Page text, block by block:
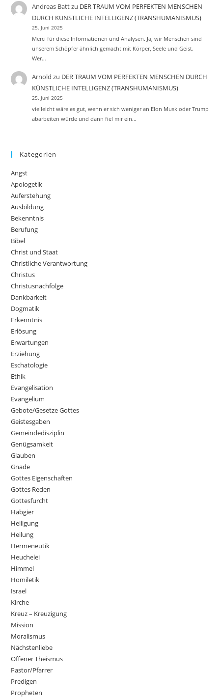
Andreas Battzu DER TRAUM VOM PERFEKTEN MENSCHEN
DURCH KÜNSTLICHE INTELLIGENZ (TRANSHUMANISMUS)
25. Juni 2025
Merci für diese Informationen und Analysen. Ja, wir Menschen sind
unserem Schöpfer ähnlich gemacht mit Körper, Seele und Geist.
Wer…
Arnold zu DER TRAUM VOM PERFEKTEN MENSCHEN DURCH
KÜNSTLICHE INTELLIGENZ (TRANSHUMANISMUS)
25. Juni 2025
vielleicht wäre es gut, wenn er sich weniger an Elon Musk oder Trump
abarbeiten würde und dann fiel mir ein…
Kategorien
Angst
Apologetik
Auferstehung
Ausbildung
Bekenntnis
Berufung
Bibel
Christ und Staat
Christliche Verantwortung
Christus
Christusnachfolge
Dankbarkeit
Dogmatik
Erkenntnis
Erlösung
Erwartungen
Erziehung
Eschatologie
Ethik
Evangelisation
Evangelium
Gebote/Gesetze Gottes
Geistesgaben
Gemeindedisziplin
Genügsamkeit
Glauben
Gnade
Gottes Eigenschaften
Gottes Reden
Gottesfurcht
Habgier
Heiligung
Heilung
Hermeneutik
Heuchelei
Himmel
Homiletik
Israel
Kirche
Kreuz – Kreuzigung
Mission
Moralismus
Nächstenliebe
Offener Theismus
Pastor/Pfarrer
Predigen
Propheten